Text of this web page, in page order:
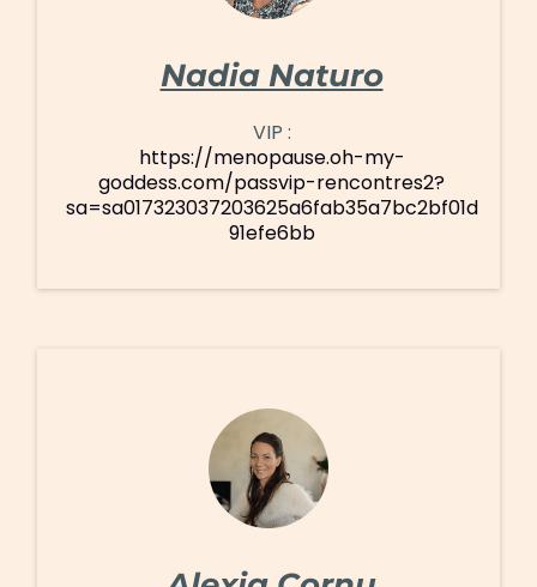
Nadia Naturo
VIP :
https://menopause.oh-my-
goddess.com/passvip-rencontres2?
sa=sa017323037203625a6fab35a7bc2bf01d
91efe6bb